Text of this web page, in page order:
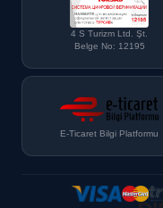
4 S Turizm Ltd. Şt.
Belge No: 12195
E-Ticaret Bilgi Platformu